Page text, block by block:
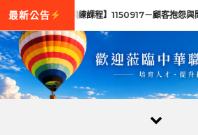
Skip to content
【訓練課程】1150917－顧客抱怨與